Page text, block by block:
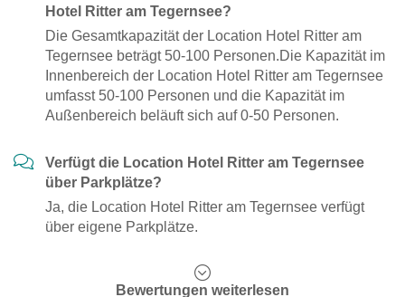
Hotel Ritter am Tegernsee?
Die Gesamtkapazität der Location Hotel Ritter am
Tegernsee beträgt 50-100 Personen.Die Kapazität im
Innenbereich der Location Hotel Ritter am Tegernsee
umfasst 50-100 Personen und die Kapazität im
Außenbereich beläuft sich auf 0-50 Personen.
Verfügt die Location Hotel Ritter am Tegernsee
über Parkplätze?
Ja, die Location Hotel Ritter am Tegernsee verfügt
über eigene Parkplätze.
Bewertungen weiterlesen